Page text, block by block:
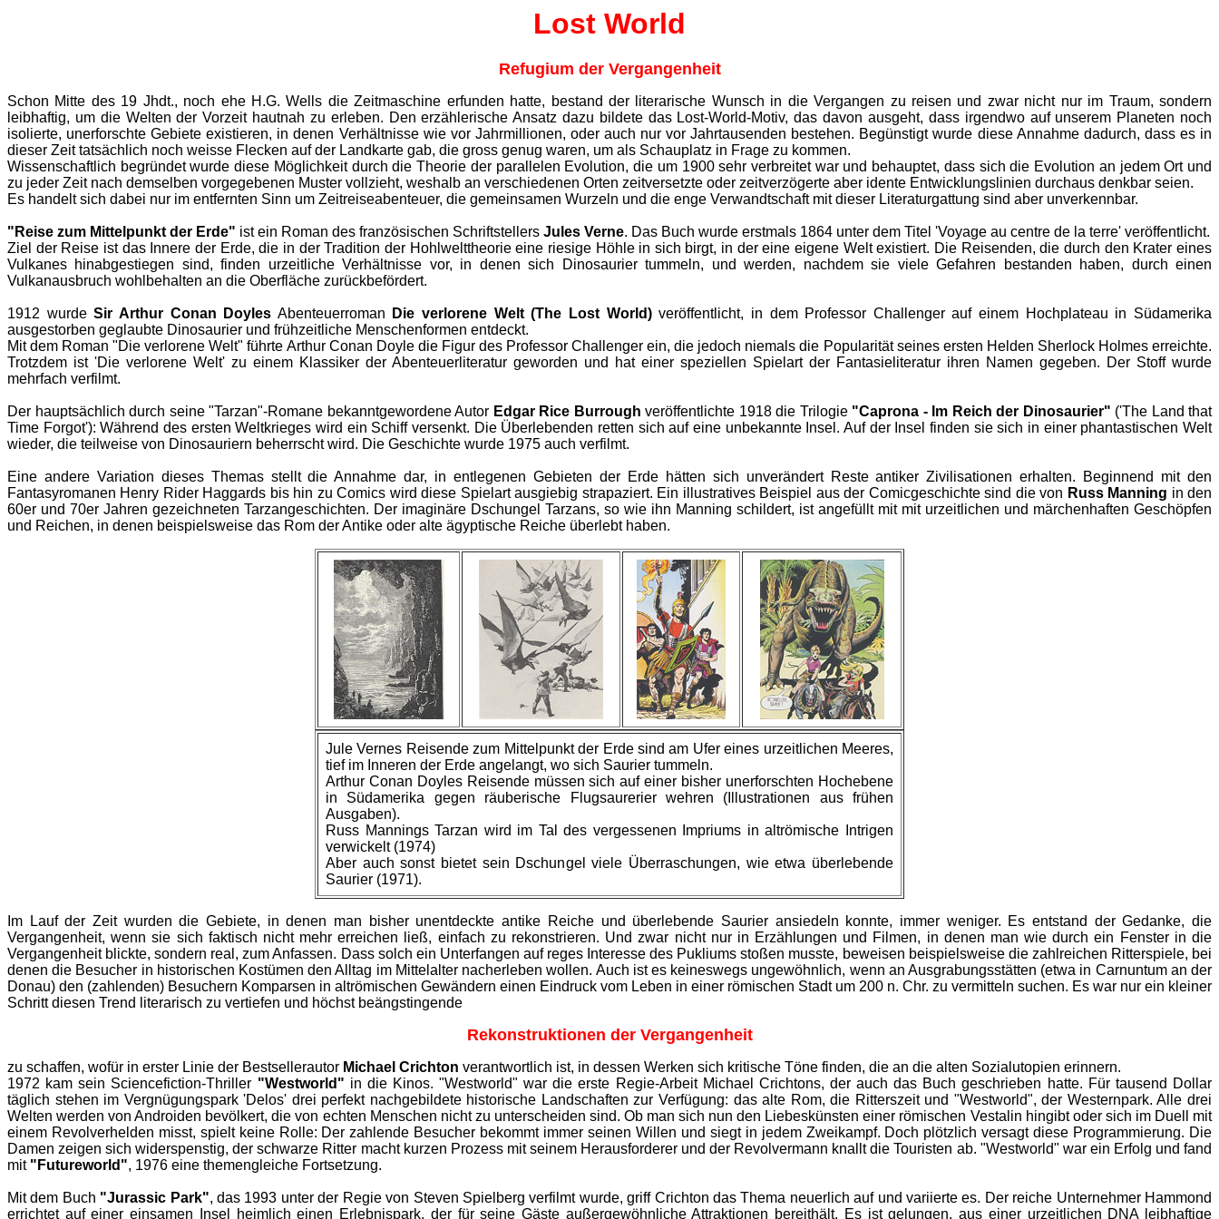
Lost World
Refugium der Vergangenheit
Schon Mitte des 19 Jhdt., noch ehe H.G. Wells die Zeitmaschine erfunden hatte, bestand der literarische Wunsch in die Vergangen zu reisen und zwar nicht nur im Traum, sondern
leibhaftig, um die Welten der Vorzeit hautnah zu erleben. Den erzählerische Ansatz dazu bildete das Lost-World-Motiv, das davon ausgeht, dass irgendwo auf unserem Planeten noch
isolierte, unerforschte Gebiete existieren, in denen Verhältnisse wie vor Jahrmillionen, oder auch nur vor Jahrtausenden bestehen. Begünstigt wurde diese Annahme dadurch, dass es in
dieser Zeit tatsächlich noch weisse Flecken auf der Landkarte gab, die gross genug waren, um als Schauplatz in Frage zu kommen.
Wissenschaftlich begründet wurde diese Möglichkeit durch die Theorie der parallelen Evolution, die um 1900 sehr verbreitet war und behauptet, dass sich die Evolution an jedem Ort und
zu jeder Zeit nach demselben vorgegebenen Muster vollzieht, weshalb an verschiedenen Orten zeitversetzte oder zeitverzögerte aber idente Entwicklungslinien durchaus denkbar seien.
Es handelt sich dabei nur im entfernten Sinn um Zeitreiseabenteuer, die gemeinsamen Wurzeln und die enge Verwandtschaft mit dieser Literaturgattung sind aber unverkennbar.
"Reise zum Mittelpunkt der Erde" ist ein Roman des französischen Schriftstellers Jules Verne. Das Buch wurde erstmals 1864 unter dem Titel 'Voyage au centre de la terre' veröffentlicht.
Ziel der Reise ist das Innere der Erde, die in der Tradition der Hohlwelttheorie eine riesige Höhle in sich birgt, in der eine eigene Welt existiert. Die Reisenden, die durch den Krater eines
Vulkanes hinabgestiegen sind, finden urzeitliche Verhältnisse vor, in denen sich Dinosaurier tummeln, und werden, nachdem sie viele Gefahren bestanden haben, durch einen
Vulkanausbruch wohlbehalten an die Oberfläche zurückbefördert.
1912 wurdeSir Arthur Conan Doyles Abenteuerroman Die verlorene Welt (The Lost World)veröffentlicht, in dem Professor Challenger auf einem Hochplateau in Südamerika
ausgestorben geglaubte Dinosaurier und frühzeitliche Menschenformen entdeckt.
Mit dem Roman "Die verlorene Welt" führte Arthur Conan Doyle die Figur des Professor Challenger ein, die jedoch niemals die Popularität seines ersten Helden Sherlock Holmes erreichte.
Trotzdem ist 'Die verlorene Welt' zu einem Klassiker der Abenteuerliteratur geworden und hat einer speziellen Spielart der Fantasieliteratur ihren Namen gegeben. Der Stoff wurde
mehrfach verfilmt.
Der hauptsächlich durch seine "Tarzan"-Romane bekanntgewordene Autor Edgar Rice Burrough veröffentlichte 1918 die Trilogie "Caprona - Im Reich der Dinosaurier" ('The Land that
Time Forgot'): Während des ersten Weltkrieges wird ein Schiff versenkt. Die Überlebenden retten sich auf eine unbekannte Insel. Auf der Insel finden sie sich in einer phantastischen Welt
wieder, die teilweise von Dinosauriern beherrscht wird. Die Geschichte wurde 1975 auch verfilmt.
Eine andere Variation dieses Themas stellt die Annahme dar, in entlegenen Gebieten der Erde hätten sich unverändert Reste antiker Zivilisationen erhalten. Beginnend mit den
Fantasyromanen Henry Rider Haggards bis hin zu Comics wird diese Spielart ausgiebig strapaziert. Ein illustratives Beispiel aus der Comicgeschichte sind die von Russ Manning in den
60er und 70er Jahren gezeichneten Tarzangeschichten. Der imaginäre Dschungel Tarzans, so wie ihn Manning schildert, ist angefüllt mit mit urzeitlichen und märchenhaften Geschöpfen
und Reichen, in denen beispielsweise das Rom der Antike oder alte ägyptische Reiche überlebt haben.
Jule Vernes Reisende zum Mittelpunkt der Erde sind am Ufer eines urzeitlichen Meeres,
tief im Inneren der Erde angelangt, wo sich Saurier tummeln.
Arthur Conan Doyles Reisende müssen sich auf einer bisher unerforschten Hochebene
in Südamerika gegen räuberische Flugsaurerier wehren (Illustrationen aus frühen
Ausgaben).
Russ Mannings Tarzan wird im Tal des vergessenen Impriums in altrömische Intrigen
verwickelt (1974)
Aber auch sonst bietet sein Dschungel viele Überraschungen, wie etwa überlebende
Saurier (1971).
Im Lauf der Zeit wurden die Gebiete, in denen man bisher unentdeckte antike Reiche und überlebende Saurier ansiedeln konnte, immer weniger. Es entstand der Gedanke, die
Vergangenheit, wenn sie sich faktisch nicht mehr erreichen ließ, einfach zu rekonstrieren. Und zwar nicht nur in Erzählungen und Filmen, in denen man wie durch ein Fenster in die
Vergangenheit blickte, sondern real, zum Anfassen. Dass solch ein Unterfangen auf reges Interesse des Pukliums stoßen musste, beweisen beispielsweise die zahlreichen Ritterspiele, bei
denen die Besucher in historischen Kostümen den Alltag im Mittelalter nacherleben wollen. Auch ist es keineswegs ungewöhnlich, wenn an Ausgrabungsstätten (etwa in Carnuntum an der
Donau) den (zahlenden) Besuchern Komparsen in altrömischen Gewändern einen Eindruck vom Leben in einer römischen Stadt um 200 n. Chr. zu vermitteln suchen. Es war nur ein kleiner
Schritt diesen Trend literarisch zu vertiefen und höchst beängstingende
Rekonstruktionen der Vergangenheit
zu schaffen, wofür in erster Linie der Bestsellerautor Michael Crichton verantwortlich ist, in dessen Werken sich kritische Töne finden, die an die alten Sozialutopien erinnern.
1972 kam sein Sciencefiction-Thriller "Westworld" in die Kinos. "Westworld" war die erste Regie-Arbeit Michael Crichtons, der auch das Buch geschrieben hatte. Für tausend Dollar
täglich stehen im Vergnügungspark 'Delos' drei perfekt nachgebildete historische Landschaften zur Verfügung: das alte Rom, die Ritterszeit und "Westworld", der Westernpark. Alle drei
Welten werden von Androiden bevölkert, die von echten Menschen nicht zu unterscheiden sind. Ob man sich nun den Liebeskünsten einer römischen Vestalin hingibt oder sich im Duell mit
einem Revolverhelden misst, spielt keine Rolle: Der zahlende Besucher bekommt immer seinen Willen und siegt in jedem Zweikampf. Doch plötzlich versagt diese Programmierung. Die
Damen zeigen sich widerspenstig, der schwarze Ritter macht kurzen Prozess mit seinem Herausforderer und der Revolvermann knallt die Touristen ab. "Westworld" war ein Erfolg und fand
mit "Futureworld", 1976 eine themengleiche Fortsetzung.
Mit dem Buch "Jurassic Park", das 1993 unter der Regie von Steven Spielberg verfilmt wurde, griff Crichton das Thema neuerlich auf und variierte es. Der reiche Unternehmer Hammond
errichtet auf einer einsamen Insel heimlich einen Erlebnispark, der für seine Gäste außergewöhnliche Attraktionen bereithält. Es ist gelungen, aus einer urzeitlichen DNA leibhaftige